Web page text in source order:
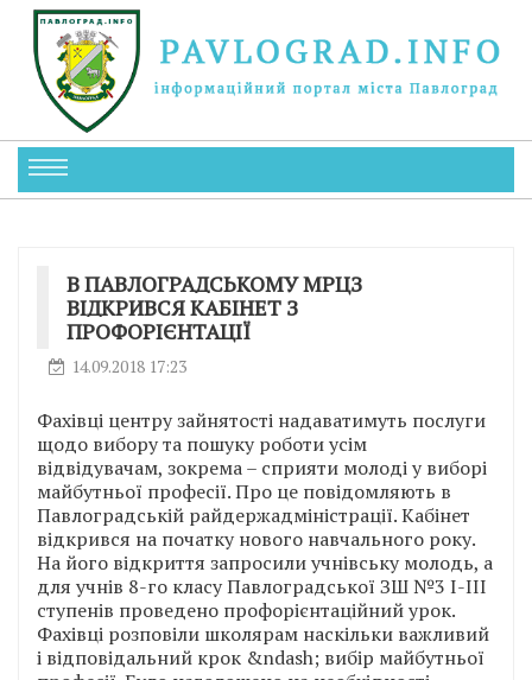
В ПАВЛОГРАДСЬКОМУ МРЦЗ
ВІДКРИВСЯ КАБІНЕТ З
ПРОФОРІЄНТАЦІЇ
14.09.2018 17:23
Фахівці центру зайнятості надаватимуть послуги
щодо вибору та пошуку роботи усім
відвідувачам, зокрема – сприяти молоді у виборі
майбутньої професії. Про це повідомляють в
Павлоградській райдержадміністрації. Кабінет
відкрився на початку нового навчального року.
На його відкриття запросили учнівську молодь, а
для учнів 8-го класу Павлоградської ЗШ №3 І-ІІІ
ступенів проведено профорієнтаційний урок.
Фахівці розповіли школярам наскільки важливий
і відповідальний крок &ndash; вибір майбутньої